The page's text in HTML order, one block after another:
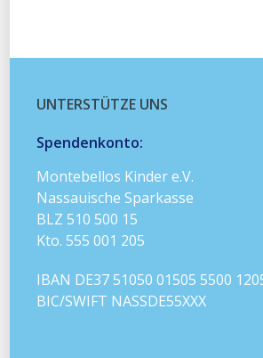
UNTERSTÜTZE UNS
Spendenkonto:
Montebellos Kinder e.V.
Nassauische Sparkasse
BLZ 510 500 15
Kto. 555 001 205
IBAN DE37 51050 01505 5500
BIC/SWIFT NASSDE55XXX